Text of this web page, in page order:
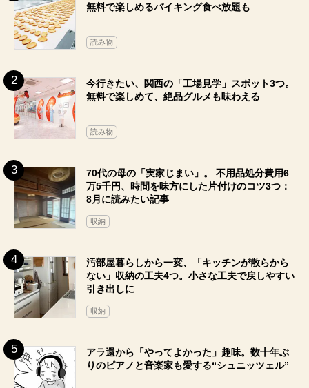
無料で楽しめるバイキング食べ放題も
読み物
今行きたい、関西の「工場見学」スポット3つ。
無料で楽しめて、絶品グルメも味わえる
読み物
70代の母の「実家じまい」。 不用品処分費用6
万5千円、時間を味方にした片付けのコツ3つ：
8月に読みたい記事
収納
汚部屋暮らしから一変、「キッチンが散らから
ない」収納の工夫4つ。小さな工夫で戻しやすい
引き出しに
収納
アラ還から「やってよかった」趣味。数十年ぶ
りのピアノと音楽家も愛する“シュニッツェル”